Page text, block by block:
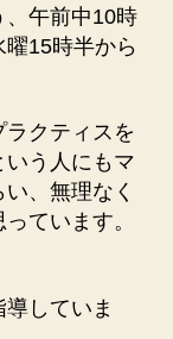
、午前中10時
15時半から
クティスを
いう人にもマ
、無理なく
ています。
していま